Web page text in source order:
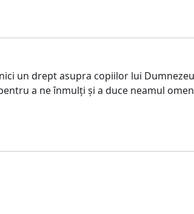
un drept asupra copiilor lui
a ne înmulți și a duce neamul